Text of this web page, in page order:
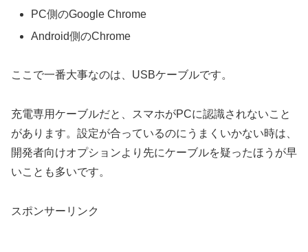
PC側のGoogle Chrome
Android側のChrome
ここで一番大事なのは、USBケーブルです。
充電専用ケーブルだと、スマホがPCに認識されないこと
があります。設定が合っているのにうまくいかない時は、
開発者向けオプションより先にケーブルを疑ったほうが早
いことも多いです。
スポンサーリンク